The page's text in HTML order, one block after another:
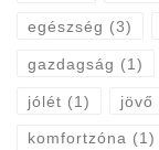
egészség (3)
gazdagság (1)
jólét (1) jövő
komfortzóna (1)